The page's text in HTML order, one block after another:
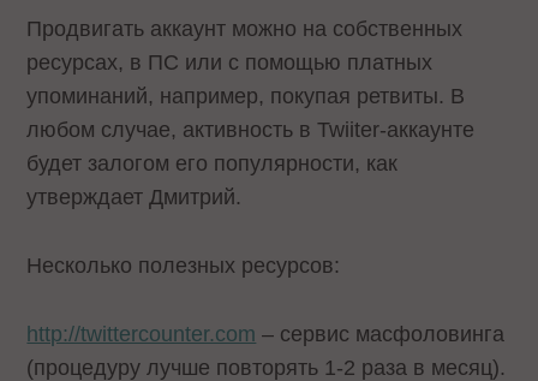
Продвигать аккаунт можно на собственных
ресурсах, в ПС или с помощью платных
упоминаний, например, покупая ретвиты. В
любом случае, активность в Twiiter-аккаунте
будет залогом его популярности, как
утверждает Дмитрий.
Несколько полезных ресурсов:
http://twittercounter.com – сервис масфоловинга
(процедуру лучше повторять 1-2 раза в месяц).